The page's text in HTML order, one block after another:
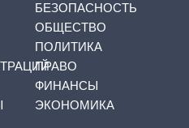
БЕЗОПАСНОСТЬ
ОБЩЕСТВО
ПОЛИТИКА
ПРАВО
ФИНАНСЫ
ЭКОНОМИКА